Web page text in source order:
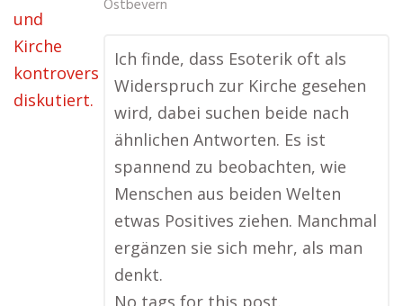
Ostbevern
Ich finde, dass Esoterik oft als
Widerspruch zur Kirche gesehen
wird, dabei suchen beide nach
ähnlichen Antworten. Es ist
spannend zu beobachten, wie
Menschen aus beiden Welten
etwas Positives ziehen. Manchmal
ergänzen sie sich mehr, als man
denkt.
No tags for this post.